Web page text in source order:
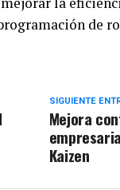
de
SIGUIENTE
Mejora
Kaizen